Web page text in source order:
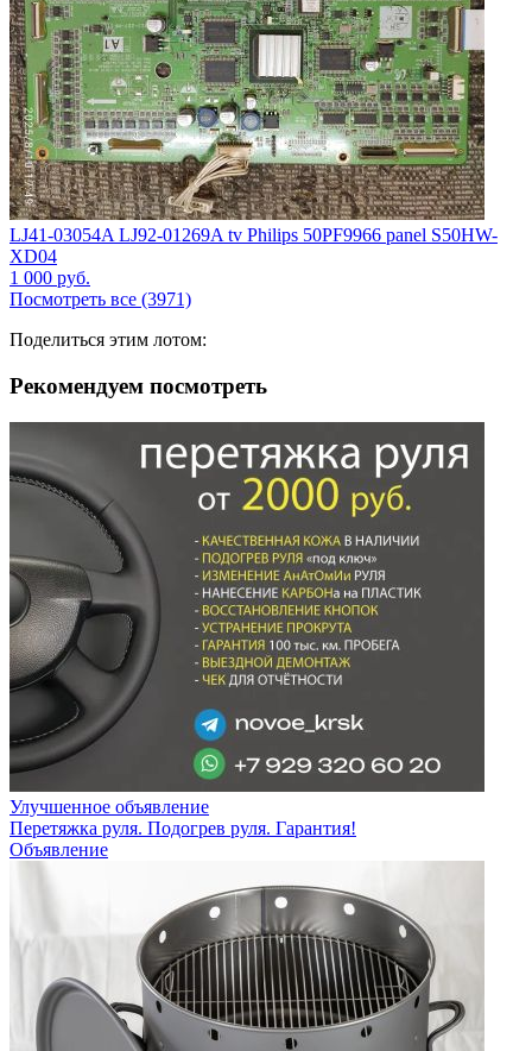
LJ41-03054A LJ92-01269A tv Philips 50PF9966 panel S50HW-
XD04
1 000 руб.
Посмотреть все (3971)
Поделиться этим лотом:
Рекомендуем посмотреть
Улучшенное объявление
Перетяжка руля. Подогрев руля. Гарантия!
Объявление